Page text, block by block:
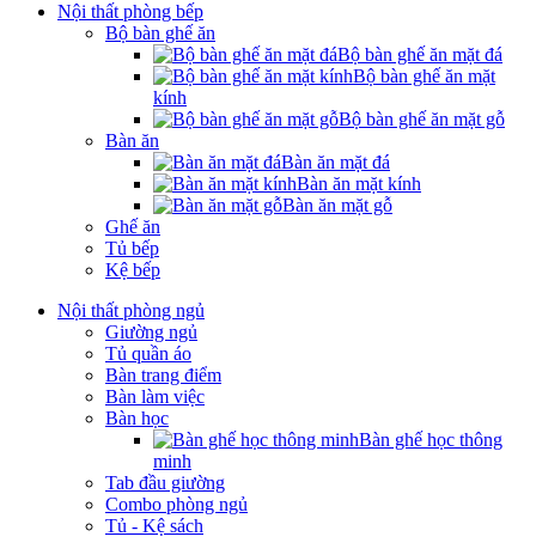
Nội thất phòng bếp
Bộ bàn ghế ăn
Bộ bàn ghế ăn mặt đá
Bộ bàn ghế ăn mặt
kính
Bộ bàn ghế ăn mặt gỗ
Bàn ăn
Bàn ăn mặt đá
Bàn ăn mặt kính
Bàn ăn mặt gỗ
Ghế ăn
Tủ bếp
Kệ bếp
Nội thất phòng ngủ
Giường ngủ
Tủ quần áo
Bàn trang điểm
Bàn làm việc
Bàn học
Bàn ghế học thông
minh
Tab đầu giường
Combo phòng ngủ
Tủ - Kệ sách